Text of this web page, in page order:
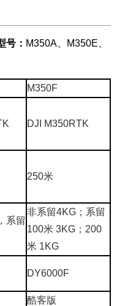
号： M350A、M350E、
M350F
DJI M350RTK
250米
系留
非系留4KG；系留
100米 3KG；200
米 1KG
DY6000F
酷客版